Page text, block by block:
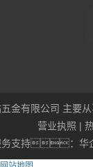
金有限公司 主要
营业执照 |
支持： 华